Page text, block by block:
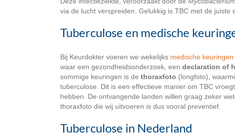
via de lucht verspreiden. Gelukkig is TBC met de juiste
Tuberculose en medische
Bij Keurdokter voeren we wekelijks medische keuringen
waar een gezondheidsonderzoek, een declaration of
sommige keuringen is de thoraxfoto (longfoto),
tuberculose. Dit is een effectieve manier om TBC
hebben. De ontvangende landen willen graag zeker
thoraxfoto die wij uitvoeren is dus vooral preventief.
Tuberculose in Nederland